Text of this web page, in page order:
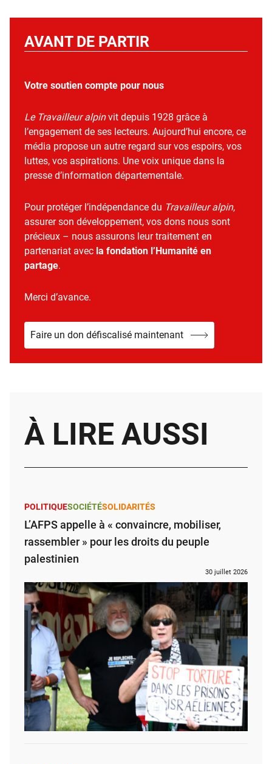
AVANT DE PARTIR
Votre soutien compte pour nous
Le Travailleur alpinvit depuis 1928 grâce à
l’engagement de ses lecteurs. Aujourd’hui encore, ce
média propose un autre regard sur vos espoirs, vos
luttes, vos aspirations. Une voix unique dans la
presse d’information départementale.
Pour protéger l’indépendance du Travailleur alpin,
assurer son développement, vos dons nous sont
précieux – nous assurons leur traitement en
partenariat avec la fondation l’Humanité en
partage.
Merci d’avance.
Faire un don défiscalisé maintenant
À LIRE AUSSI
POLITIQUESOCIÉTÉSOLIDARITÉS
L’AFPS appelle à « convaincre, mobiliser,
rassembler » pour les droits du peuple
palestinien
30 juillet 2026